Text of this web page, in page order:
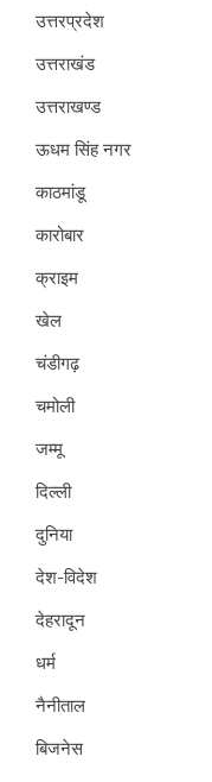
उत्तरप्रदेश
उत्तराखंड
उत्तराखण्ड
ऊधम सिंह नगर
काठमांडू
कारोबार
क्राइम
खेल
चंडीगढ़
चमोली
जम्मू
दिल्ली
दुनिया
देश-विदेश
देहरादून
धर्म
नैनीताल
बिजनेस